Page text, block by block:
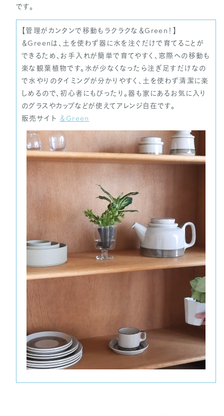
です。
【管理がカンタンで移動もラクラクな＆Green！】
＆Greenは、土を使わず器に水を注ぐだけで育てることが
できるため、お手入れが簡単で育てやすく、窓際への移動も
楽な観葉植物です。水が少なくなったら注ぎ足すだけなの
で水やりのタイミングが分かりやすく、土を使わず清潔に楽
しめるので、初心者にもぴったり。器も家にあるお気に入り
のグラスやカップなどが使えてアレンジ自在です。
販売サイト
＆Green